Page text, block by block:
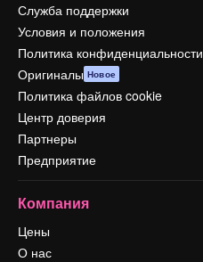
Служба поддержки
Условия и положения
Политика конфиденциальности
Оригиналы Новое
Политика файлов cookie
Центр доверия
Партнеры
Предприятие
Компания
Цены
О нас